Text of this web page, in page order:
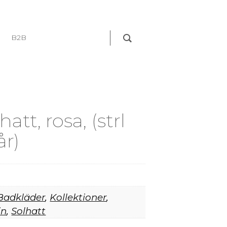
B2B
rosa, (strl
, Kollektioner,
,Solhatt